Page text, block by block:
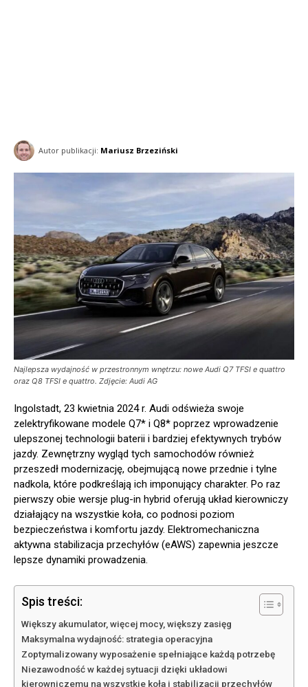
Autor publikacji: Mariusz Brzeziński
Najlepsza wydajność w przestronnym wnętrzu: nowe Audi Q7 TFSI e quattro
oraz Q8 TFSI e quattro. Zdjęcie: Audi AG
Ingolstadt, 23 kwietnia 2024 r. Audi odświeża swoje
zelektryfikowane modele Q7* i Q8* poprzez wprowadzenie
ulepszonej technologii baterii i bardziej efektywnych trybów
jazdy. Zewnętrzny wygląd tych samochodów również
przeszedł modernizację, obejmującą nowe przednie i tylne
nadkola, które podkreślają ich imponujący charakter. Po raz
pierwszy obie wersje plug-in hybrid oferują układ kierowniczy
działający na wszystkie koła, co podnosi poziom
bezpieczeństwa i komfortu jazdy. Elektromechaniczna
aktywna stabilizacja przechyłów (eAWS) zapewnia jeszcze
lepsze dynamiki prowadzenia.
Spis treści:
Większy akumulator, więcej mocy, większy zasięg
Maksymalna wydajność: strategia operacyjna
Zoptymalizowany wyposażenie spełniające każdą potrzebę
Niezawodność w każdej sytuacji dzięki układowi
kierowniczemu na wszystkie koła i stabilizacji przechyłów